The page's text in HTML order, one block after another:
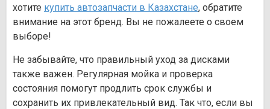
хотите купить автозапчасти в Казахстане, обратите
внимание на этот бренд. Вы не пожалеете о своем
выборе!
Не забывайте, что правильный уход за дисками
также важен. Регулярная мойка и проверка
состояния помогут продлить срок службы и
сохранить их привлекательный вид. Так что, если вы